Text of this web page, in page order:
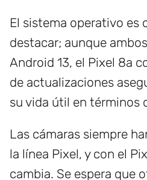
El sistema operativo es
destacar; aunque
Android 13, el Pixel 8a
de actualizaciones
su vida útil en términos
Las cámaras siempre
la línea Pixel, y con el
cambia. Se espera que